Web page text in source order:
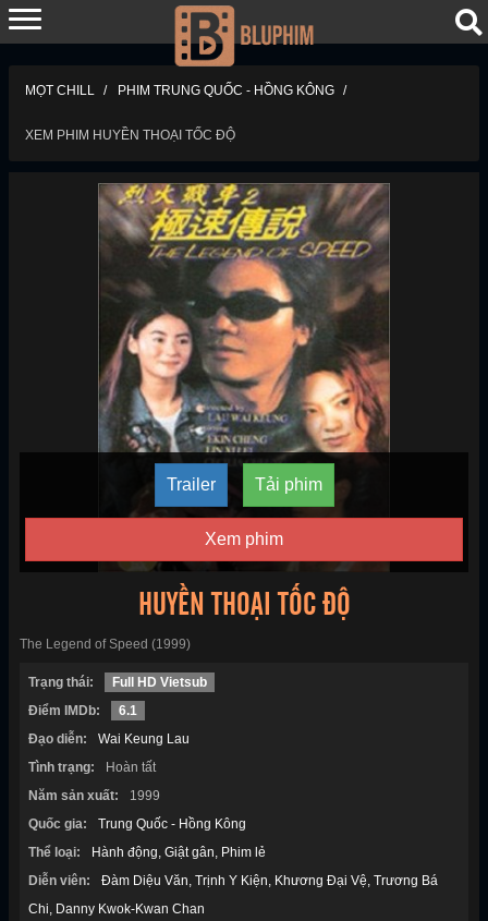
MỌT CHILL PHIM TRUNG QUỐC - HỒNG KÔNG
XEM PHIM HUYỀN THOẠI TỐC ĐỘ
Trailer Tải phim
Xem phim
HUYỀN THOẠI TỐC ĐỘ
The Legend of Speed (1999)
Trạng thái:
Full HD Vietsub
Điểm IMDb:
6.1
Đạo diễn:
Wai Keung Lau
Tình trạng:
Hoàn tất
Năm sản xuất:
1999
Quốc gia:
Trung Quốc - Hồng Kông
Thể loại:
Hành động Giật gân
Phim lẻ
Diễn viên:
Đàm Diệu Văn Trịnh Y Kiện Khương Đại Vệ Trương Bá
Chi
Danny Kwok-Kwan Chan